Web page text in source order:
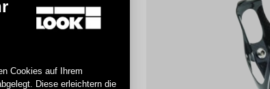
Cookies auf Ihrem
Diese erleichtern die